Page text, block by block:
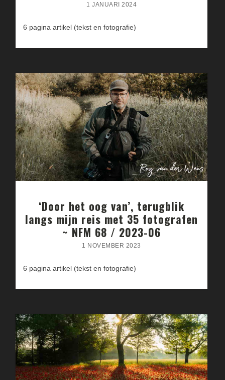
1 JANUARI 2024
6 pagina artikel (tekst en fotografie)
‘Door het oog van’, terugblik
langs mijn reis met 35 fotografen
~ NFM 68 / 2023-06
1 NOVEMBER 2023
6 pagina artikel (tekst en fotografie)